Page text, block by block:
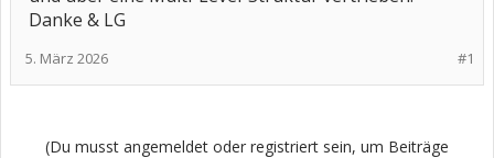
Danke & LG
#1
5. März 2026
(Du musst angemeldet oder registriert sein, um Beiträge